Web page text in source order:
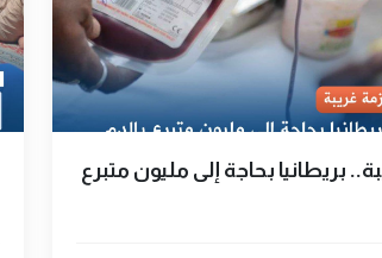
بريطانيا بحاجة إلى مليون متبرع